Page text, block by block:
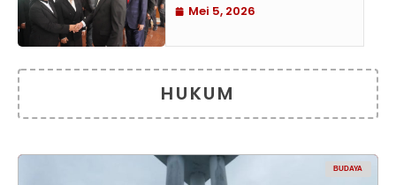
Mei 5, 2026
HUKUM
BUDAYA